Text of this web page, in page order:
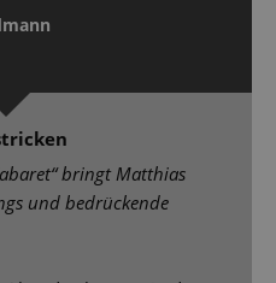
bringt Matthias
und bedrückende